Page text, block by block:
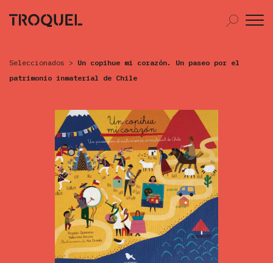
Seleccionados > Un copihue mi corazón. Un paseo por el
patrimonio inmaterial de Chile